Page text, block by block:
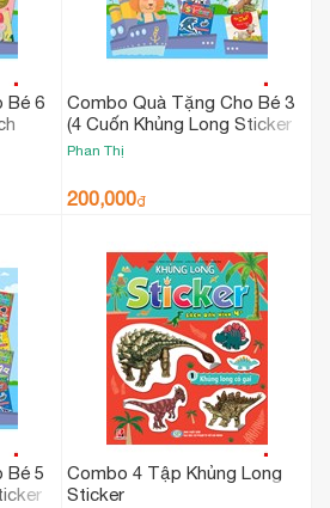
Bé 6
Combo Quà Tặng Cho Bé 3
(4 Cuốn Khủng Long Sticker
+ 4 Cuốn Vì Sao Lại Thế)
Phan Thị
200,000₫
Bé 5
Combo 4 Tập Khủng Long
Sticker